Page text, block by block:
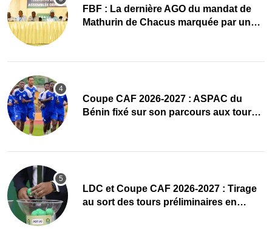
FBF : La dernière AGO du mandat de
Mathurin de Chacus marquée par un
Coupe CAF 2026-2027 : ASPAC du
Bénin fixé sur son parcours aux tours
LDC et Coupe CAF 2026-2027 : Tirage
au sort des tours préliminaires en